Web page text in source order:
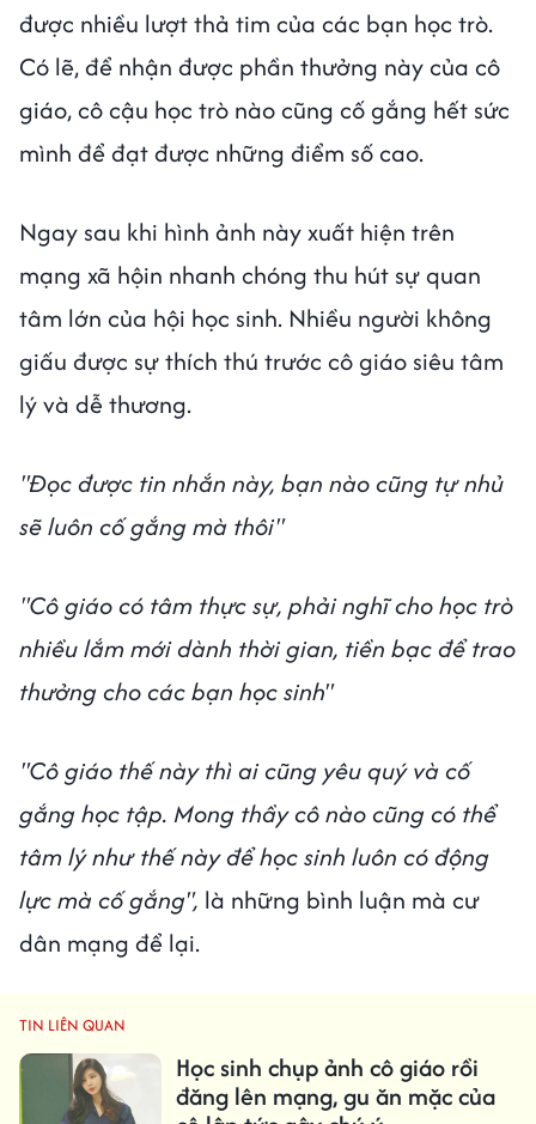
được nhiều lượt thả tim của các bạn học trò.
Có lẽ, để nhận được phần thưởng này của cô
giáo, cô cậu học trò nào cũng cố gắng hết sức
mình để đạt được những điểm số cao.
Ngay sau khi hình ảnh này xuất hiện trên
mạng xã hộin nhanh chóng thu hút sự quan
tâm lớn của hội học sinh. Nhiều người không
giấu được sự thích thú trước cô giáo siêu tâm
lý và dễ thương.
"Đọc được tin nhắn này, bạn nào cũng tự nhủ
sẽ luôn cố gắng mà thôi"
"Cô giáo có tâm thực sự, phải nghĩ cho học trò
nhiều lắm mới dành thời gian, tiền bạc để trao
thưởng cho các bạn học sinh"
"Cô giáo thế này thì ai cũng yêu quý và cố
gắng học tập. Mong thầy cô nào cũng có thể
tâm lý như thế này để học sinh luôn có động
lực mà cố gắng", là những bình luận mà cư
dân mạng để lại.
TIN LIÊN QUAN
Học sinh chụp ảnh cô giáo rồi
đăng lên mạng, gu ăn mặc của